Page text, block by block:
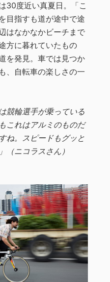
30度近い真夏日。「こ
目指すも道が途中で途
はなかなかビーチまで
方に暮れていたもの
を発見。車では見つか
、自転車の楽しさの一
競輪選手が乗っている
これはアルミのものだ
ね。スピードもグッと
（ニコラスさん）